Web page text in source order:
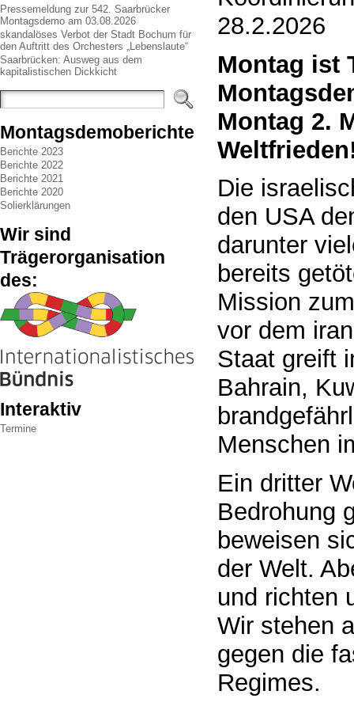
Pressemeldung zur 542. Saarbrücker
Montagsdemo am 03.08.2026
skandalöses Verbot der Stadt Bochum für
den Auftritt des Orchesters „Lebenslaute“
Saarbrücken: Ausweg aus dem
kapitalistischen Dickkicht
Montagsdemoberichte
Berichte 2023
Berichte 2022
Berichte 2021
Berichte 2020
Solierklärungen
Wir sind
Trägerorganisation
des:
Interaktiv
Termine
28.2.2026
Montag ist
Montag 2.
Die
den USA
darunter
bereits
Mission
vor dem
Staat greift
Bahrain,
Menschen
Ein dritter
Bedrohung
beweisen
der Welt.
und richten
Wir stehen
gegen die
Regimes.